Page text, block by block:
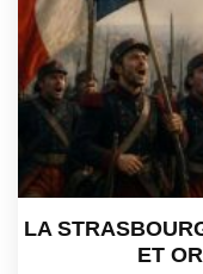
LA
ET